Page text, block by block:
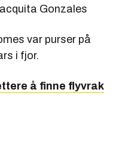
Gonzales
var purser på
i fjor.
å finne flyvrak